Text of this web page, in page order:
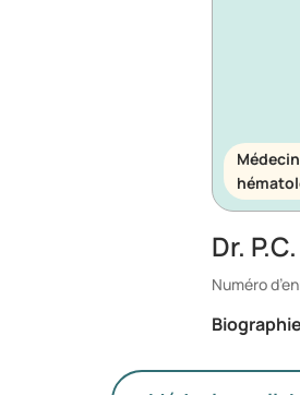
Dr.
Numéro